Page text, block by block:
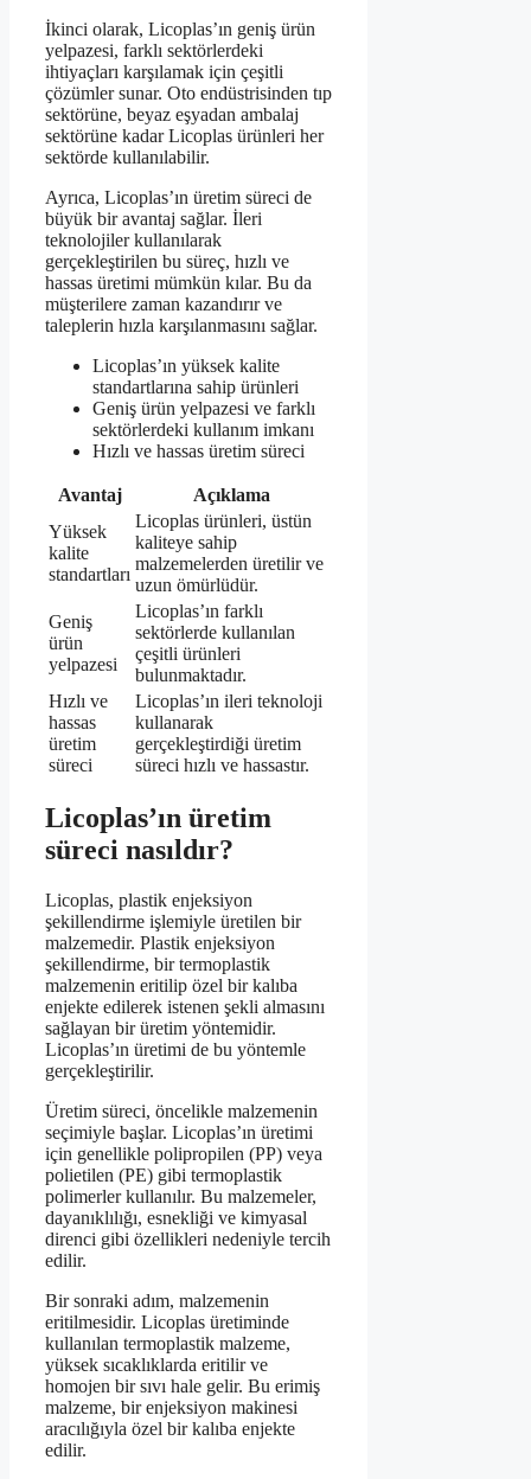
İkinci olarak, Licoplas’ın geniş ürün
yelpazesi, farklı sektörlerdeki
ihtiyaçları karşılamak için çeşitli
çözümler sunar. Oto endüstrisinden tıp
sektörüne, beyaz eşyadan ambalaj
sektörüne kadar Licoplas ürünleri her
sektörde kullanılabilir.
Ayrıca, Licoplas’ın üretim süreci de
büyük bir avantaj sağlar. İleri
teknolojiler kullanılarak
gerçekleştirilen bu süreç, hızlı ve
hassas üretimi mümkün kılar. Bu da
müşterilere zaman kazandırır ve
taleplerin hızla karşılanmasını sağlar.
Licoplas’ın yüksek kalite
standartlarına sahip ürünleri
Geniş ürün yelpazesi ve farklı
sektörlerdeki kullanım imkanı
Hızlı ve hassas üretim süreci
Avantaj
Açıklama
Yüksek
kalite
standartları
Licoplas ürünleri, üstün
kaliteye sahip
malzemelerden üretilir ve
uzun ömürlüdür.
Geniş
ürün
yelpazesi
Licoplas’ın farklı
sektörlerde kullanılan
çeşitli ürünleri
bulunmaktadır.
Hızlı ve
hassas
üretim
süreci
Licoplas’ın ileri teknoloji
kullanarak
gerçekleştirdiği üretim
süreci hızlı ve hassastır.
Licoplas’ın üretim
süreci nasıldır?
Licoplas, plastik enjeksiyon
şekillendirme işlemiyle üretilen bir
malzemedir. Plastik enjeksiyon
şekillendirme, bir termoplastik
malzemenin eritilip özel bir kalıba
enjekte edilerek istenen şekli almasını
sağlayan bir üretim yöntemidir.
Licoplas’ın üretimi de bu yöntemle
gerçekleştirilir.
Üretim süreci, öncelikle malzemenin
seçimiyle başlar. Licoplas’ın üretimi
için genellikle polipropilen (PP) veya
polietilen (PE) gibi termoplastik
polimerler kullanılır. Bu malzemeler,
dayanıklılığı, esnekliği ve kimyasal
direnci gibi özellikleri nedeniyle tercih
edilir.
Bir sonraki adım, malzemenin
eritilmesidir. Licoplas üretiminde
kullanılan termoplastik malzeme,
yüksek sıcaklıklarda eritilir ve
homojen bir sıvı hale gelir. Bu erimiş
malzeme, bir enjeksiyon makinesi
aracılığıyla özel bir kalıba enjekte
edilir.